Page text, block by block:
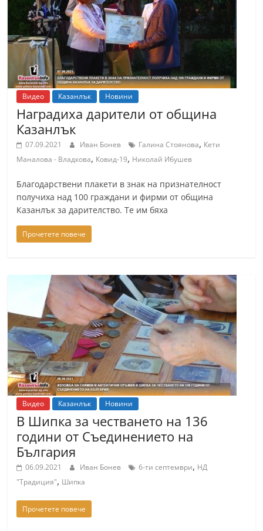
Видео Казанлък Новини
Наградиха дарители от община
Казанлък
07.09.2021 Иван Бонев Галина Стоянова, Кети
Маналова - Владкова, Ковид-19, Николай Ибушев
Благодарствени плакети в знак на признателност
получиха над 100 граждани и фирми от община
Казанлък за дарителство. Те им бяха
Прочетете повече
Видео Казанлък Новини
В Шипка за честването на 136
години от Съединението на
България
06.09.2021 Иван Бонев 6-ти септември, НД
"Традиция", Шипка
Прочетете повече